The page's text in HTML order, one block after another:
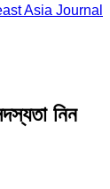
Asia Journal
নিন